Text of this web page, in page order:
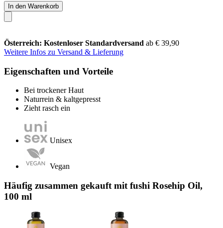
In den Warenkorb
Österreich: Kostenloser Standardversand ab € 39,90
Weitere Infos zu Versand & Lieferung
Eigenschaften und Vorteile
Bei trockener Haut
Naturrein & kaltgepresst
Zieht rasch ein
Unisex
Vegan
Häufig zusammen gekauft mit fushi Rosehip Oil,
100 ml